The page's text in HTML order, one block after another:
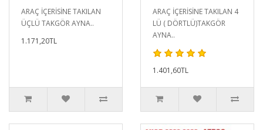
ARAÇ İÇERİSİNE TAKILAN
ÜÇLÜ TAKGÖR AYNA..
1.171,20TL
ARAÇ İÇERİSİNE TAKILAN 4
LÜ ( DÖRTLÜ)TAKGÖR
AYNA..
1.401,60TL